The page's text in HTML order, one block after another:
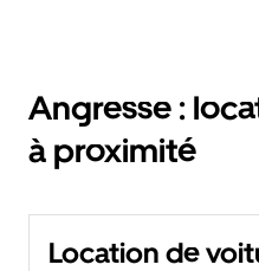
Angresse :
à proximité
Location de